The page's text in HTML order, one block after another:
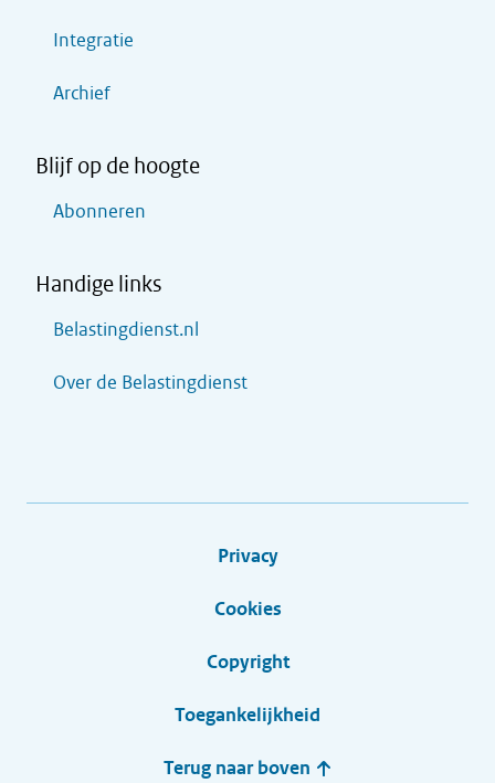
Integratie
Archief
Blijf op de hoogte
Abonneren
Handige links
Belastingdienst.nl
Over de Belastingdienst
Privacy
Cookies
Copyright
Toegankelijkheid
Terug naar boven